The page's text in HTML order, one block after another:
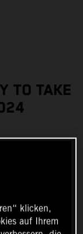
TO TAKE
klicken,
auf Ihrem